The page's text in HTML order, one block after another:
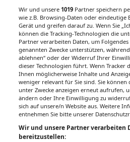
Wir und unsere1019 Partner speichern
wie z.B. Browsing-Daten oder eindeutige
Gerät und greifen darauf zu. Wenn Sie
können die Tracking-Technologien die
Partner verarbeiten Daten, um Folgendes
genannten Zwecke unterstützen,
ablehnen“ oder der Widerruf Ihrer
dieser Technologien führt. Wenn Tracker
Ihnen möglicherweise Inhalte und
weniger relevant für Sie sind. Sie können
unter Zwecke anzeigen erneut aufrufen,
ändern oder Ihre Einwilligung zu
sich auf unsere/n Website aus. Weitere
entnehmen Sie bitte unserer
Wir und unsere Partner verarbeiten
bereitzustellen: